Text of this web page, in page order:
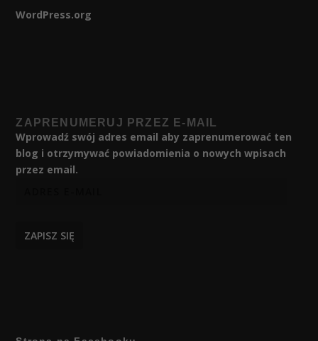
WordPress.org
ZAPRENUMERUJ PRZEZ E-MAIL
Wprowadź swój adres email aby zaprenumerować ten
blog i otrzymywać powiadomienia o nowych wpisach
przez email.
ZAPISZ SIĘ